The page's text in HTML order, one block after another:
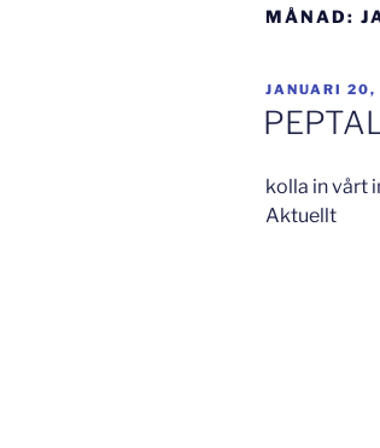
MÅNAD:
PUBLICERAT
JANUARI 20,
kolla in vårt
Aktuellt